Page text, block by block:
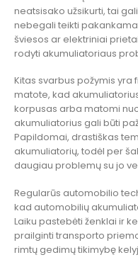
neatsisako užsikurti, tai
nebegali teikti
šviesos ar elektriniai
rodyti akumuliatoriaus
Kitas svarbus požymis yra
matote, kad
korpusas arba matomi
akumuliatorius gali būti
Papildomai, drastiškas
akumuliatorių, todėl per
daugiau problemų su jo
Regularūs automobilio
kad automobilių
Laiku pastebėti ženklai ir
prailginti transporto
rimtų gedimų tikimybę